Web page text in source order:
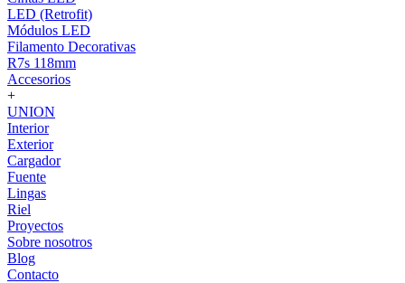
LED (Retrofit)
Módulos LED
Filamento Decorativas
R7s 118mm
Accesorios
+
UNION
Interior
Exterior
Cargador
Fuente
Lingas
Riel
Proyectos
Sobre nosotros
Blog
Contacto